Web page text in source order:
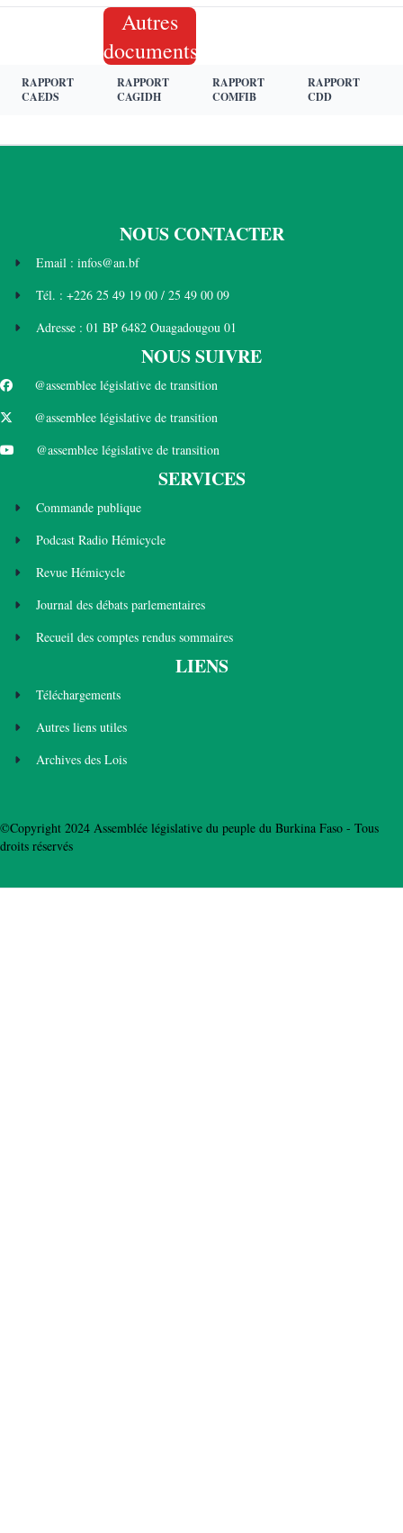
Autres
documents
RAPPORT
CAEDS
RAPPORT
CAGIDH
RAPPORT
COMFIB
RAPPORT
CDD
NOUS CONTACTER
Email : infos@an.bf
Tél. : +226 25 49 19 00 / 25 49 00 09
Adresse : 01 BP 6482 Ouagadougou 01
NOUS SUIVRE
@assemblee législative de transition
@assemblee législative de transition
@assemblee législative de transition
SERVICES
Commande publique
Podcast Radio Hémicycle
Revue Hémicycle
Journal des débats parlementaires
Recueil des comptes rendus sommaires
LIENS
Téléchargements
Autres liens utiles
Archives des Lois
©Copyright 2024 Assemblée législative du peuple du Burkina Faso - Tous
droits réservés